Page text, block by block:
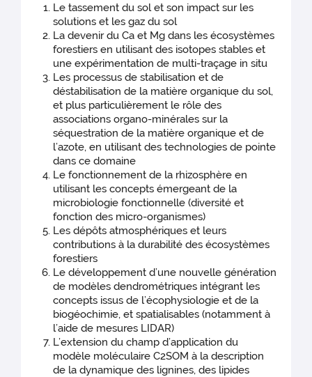
Le tassement du sol et son impact sur les
solutions et les gaz du sol
La devenir du Ca et Mg dans les écosystèmes
forestiers en utilisant des isotopes stables et
une expérimentation de multi-traçage in situ
Les processus de stabilisation et de
déstabilisation de la matière organique du sol,
et plus particulièrement le rôle des
associations organo-minérales sur la
séquestration de la matière organique et de
l’azote, en utilisant des technologies de pointe
dans ce domaine
Le fonctionnement de la rhizosphère en
utilisant les concepts émergeant de la
microbiologie fonctionnelle (diversité et
fonction des micro-organismes)
Les dépôts atmosphériques et leurs
contributions à la durabilité des écosystèmes
forestiers
Le développement d’une nouvelle génération
de modèles dendrométriques intégrant les
concepts issus de l’écophysiologie et de la
biogéochimie, et spatialisables (notamment à
l’aide de mesures LIDAR)
L’extension du champ d’application du
modèle moléculaire C2SOM à la description
de la dynamique des lignines, des lipides